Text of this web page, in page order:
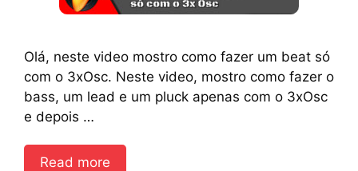
Olá, neste video mostro como fazer um beat só
com o 3xOsc. Neste video, mostro como fazer o
bass, um lead e um pluck apenas com o 3xOsc
e depois …
Read more